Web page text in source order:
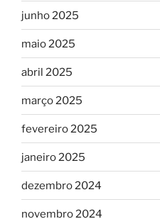
junho 2025
maio 2025
abril 2025
março 2025
fevereiro 2025
janeiro 2025
dezembro 2024
novembro 2024